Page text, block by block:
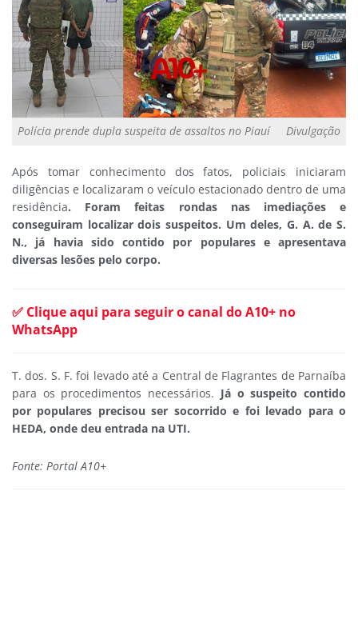
Polícia prende dupla suspeita de assaltos no Piauí Divulgação
Após tomar conhecimento dos fatos, policiais iniciaram
diligências e localizaram o veículo estacionado dentro de uma
residência. Foram feitas rondas nas imediações e
conseguiram localizar dois suspeitos. Um deles, G. A. de S.
N., já havia sido contido por populares e apresentava
diversas lesões pelo corpo.
✅ Clique aqui para seguir o canal do A10+ no
WhatsApp
T. dos. S. F. foi levado até a Central de Flagrantes de Parnaíba
para os procedimentos necessários. Já o suspeito contido
por populares precisou ser socorrido e foi levado para o
HEDA, onde deu entrada na UTI.
Fonte: Portal A10+